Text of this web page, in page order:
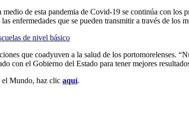
medio de esta pandemia de Covid-19 se continúa con los
enfermedades que se pueden transmitir a través de los
de nivel básico
que coadyuven a la salud de los portomorelenses.
con el Gobierno del Estado para tener mejores
el Mundo, haz clic aquí.